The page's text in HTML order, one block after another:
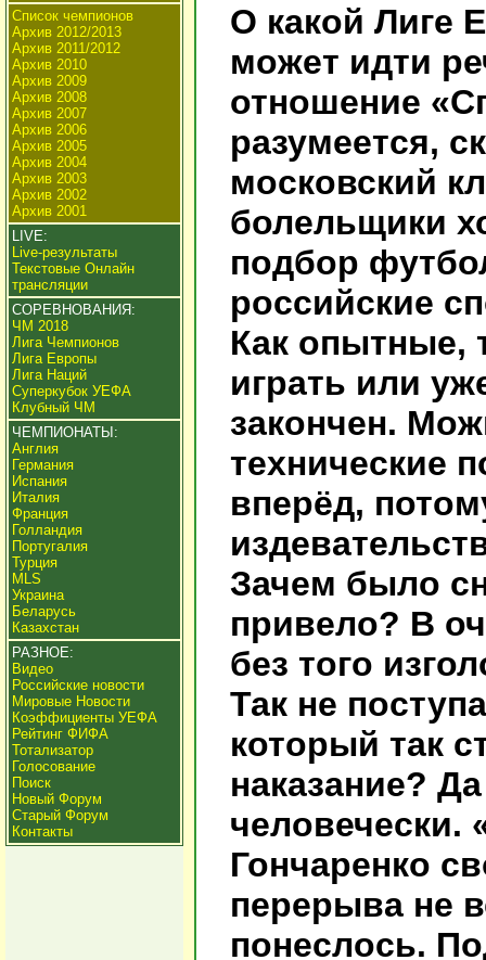
Список чемпионов
Архив 2012/2013
Архив 2011/2012
Архив 2010
Архив 2009
Архив 2008
Архив 2007
Архив 2006
Архив 2005
Архив 2004
Архив 2003
Архив 2002
Архив 2001
LIVE:
Live-результаты
Текстовые Онлайн
трансляции
СОРЕВНОВАНИЯ:
ЧМ 2018
Лига Чемпионов
Лига Европы
Лига Наций
Суперкубок УЕФА
Клубный ЧМ
ЧЕМПИОНАТЫ:
Англия
Германия
Испания
Италия
Франция
Голландия
Португалия
Турция
MLS
Украина
Беларусь
Казахстан
РАЗНОЕ:
Видео
Российские новости
Мировые Новости
Коэффициенты УЕФА
Рейтинг ФИФА
Тотализатор
Голосование
Поиск
Новый Форум
Старый Форум
Контакты
О какой Лиге
может идти
отношение
разумеется,
московский
болельщики
подбор
российские
Как опытные,
играть или
закончен.
технические
вперёд,
Зачем было
привело? В
без того
Так не
который так
наказание?
Гончаренко
перерыва не
понеслось.